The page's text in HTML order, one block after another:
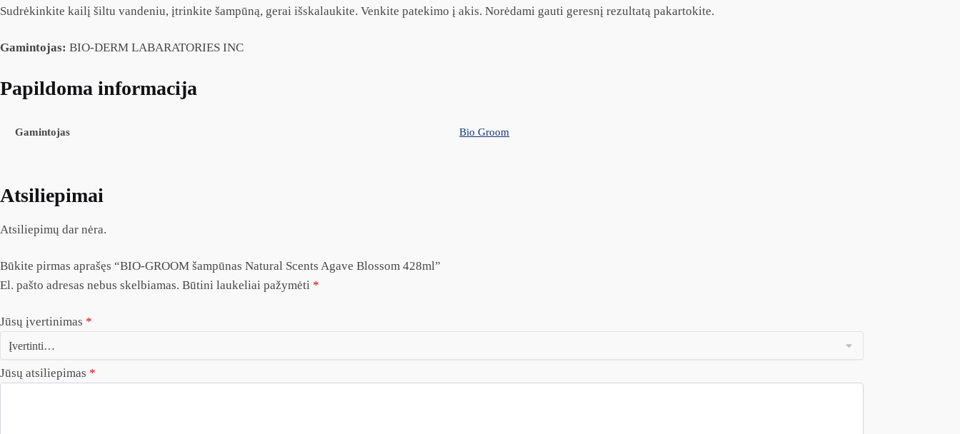
Sudrėkinkite kailį šiltu vandeniu, įtrinkite šampūną, gerai išskalaukite. Venkite patekimo į akis. Norėdami gauti geresnį rezultatą pakartokite.
Gamintojas: BIO-DERM LABARATORIES INC
Papildoma informacija
Gamintojas Bio Groom
Atsiliepimai
Atsiliepimų dar nėra.
Būkite pirmas aprašęs “BIO-GROOM šampūnas Natural Scents Agave Blossom 428ml”
El. pašto adresas nebus skelbiamas. Būtini laukeliai pažymėti *
Jūsų įvertinimas *
Jūsų atsiliepimas *